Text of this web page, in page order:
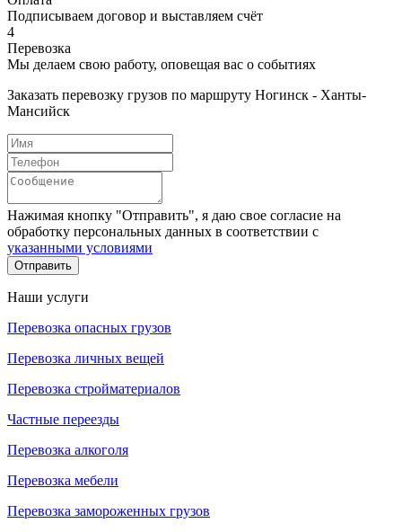
Подписываем договор и выставляем счёт
4
Перевозка
Мы делаем свою работу, оповещая вас о событиях
Заказать перевозку грузов по маршруту Ногинск - Ханты-
Мансийск
Нажимая кнопку "Отправить", я даю свое согласие на
обработку персональных данных в соответствии с
указанными условиями
Отправить
Наши услуги
Перевозка опасных грузов
Перевозка личных вещей
Перевозка стройматериалов
Частные переезды
Перевозка алкоголя
Перевозка мебели
Перевозка замороженных грузов